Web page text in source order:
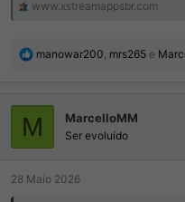
www.xstreamappsbr.com
R
ç
õ
e
s
manowar200, mrs265 e
M MarcelloMM
Ser evoluído
28 Maio 2026